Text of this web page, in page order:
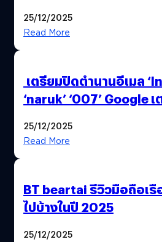
25/12/2025
Read More
เตรียมปิดตำนานอีเมล
‘naruk’ ‘007’ Google
25/12/2025
Read More
BT beartai รีวิวมือถือเรื
ไปบ้างในปี 2025
25/12/2025